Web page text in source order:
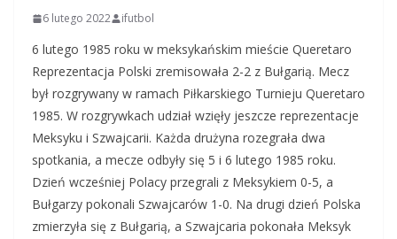
6 lutego 2022 ifutbol
6 lutego 1985 roku w meksykańskim mieście Queretaro
Reprezentacja Polski zremisowała 2-2 z Bułgarią. Mecz
był rozgrywany w ramach Piłkarskiego Turnieju Queretaro
1985. W rozgrywkach udział wzięły jeszcze reprezentacje
Meksyku i Szwajcarii. Każda drużyna rozegrała dwa
spotkania, a mecze odbyły się 5 i 6 lutego 1985 roku.
Dzień wcześniej Polacy przegrali z Meksykiem 0-5, a
Bułgarzy pokonali Szwajcarów 1-0. Na drugi dzień Polska
zmierzyła się z Bułgarią, a Szwajcaria pokonała Meksyk